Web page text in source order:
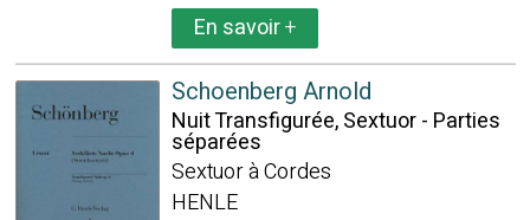
En savoir+
Schoenberg Arnold
Nuit Transfigurée, Sextuor - Parties
séparées
Sextuor à Cordes
HENLE